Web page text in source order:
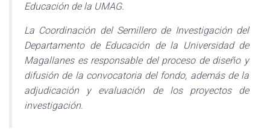
Educación de la UMAG.
La Coordinación del Semillero de Investigación del
Departamento de Educación de la Universidad de
Magallanes es responsable del proceso de diseño y
difusión de la convocatoria del fondo, además de la
adjudicación y evaluación de los proyectos de
investigación.